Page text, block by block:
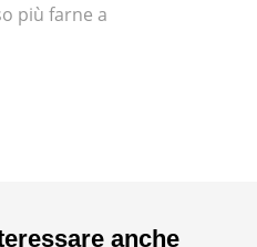
più farne a
anche